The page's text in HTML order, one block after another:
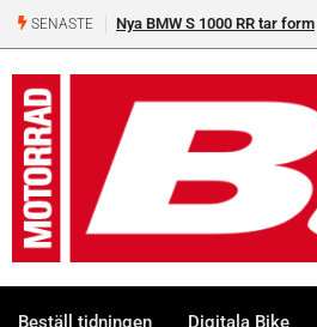
SENASTE Nya BMW S 1000 RR tar form
Beställ tidningen Digitala Bike